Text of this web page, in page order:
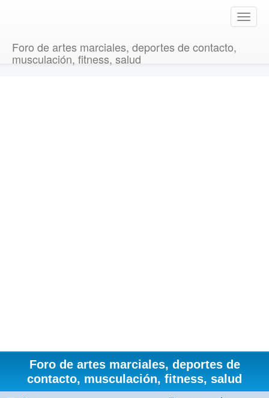
T
o
Foro de artes marciales, deportes de contacto,
musculación, fitness, salud
Foro de artes marciales, deportes de
contacto, musculación, fitness, salud